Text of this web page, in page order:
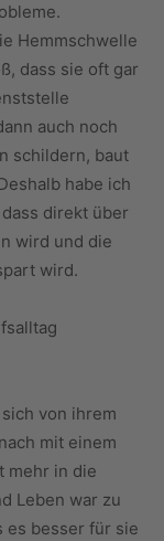
Hemmschwelle
dass sie oft gar
auch noch
schildern, baut
habe ich
direkt über
wird und die
wird.
von ihrem
mit einem
mehr in die
Leben war zu
es besser für sie